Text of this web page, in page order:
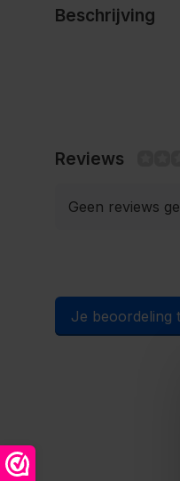
Beschrijving
Reviews
Geen reviews
Je beoordeling